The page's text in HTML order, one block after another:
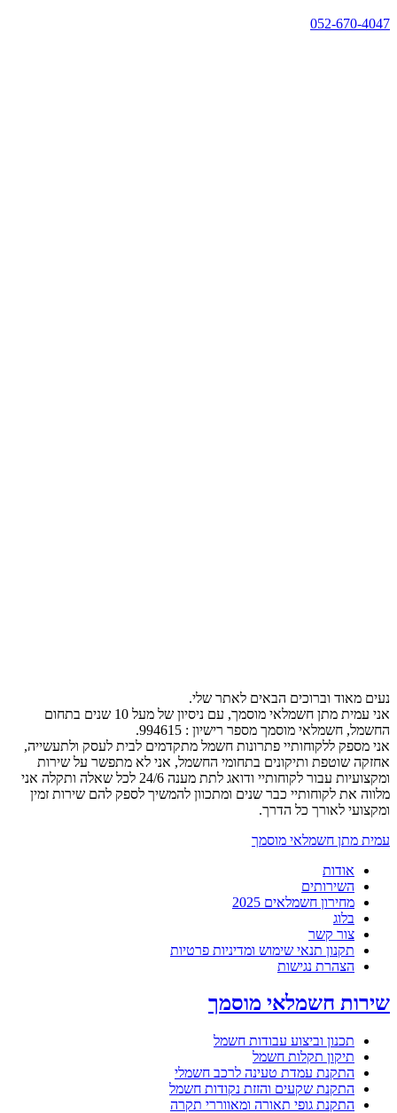
052-670-4047
נעים מאוד וברוכים הבאים לאתר שלי.
אני עמית מתן חשמלאי מוסמך, עם ניסיון של מעל 10 שנים בתחום
החשמל, חשמלאי מוסמך מספר רישיון : 994615.
אני מספק ללקוחותיי פתרונות חשמל מתקדמים לבית לעסק ולתעשייה,
אחזקה שוטפת ותיקונים בתחומי החשמל, אני לא מתפשר על שירות
ומקצועיות עבור לקוחותיי ודואג לתת מענה 24/6 לכל שאלה ותקלה אני
מלווה את לקוחותיי כבר שנים ומתכוון להמשיך לספק להם שירות זמין
ומקצועי לאורך כל הדרך.
עמית מתן חשמלאי מוסמך
אודות
השירותים
מחירון חשמלאים 2025
בלוג
צור קשר
תקנון תנאי שימוש ומדיניות פרטיות
הצהרת נגישות
שירות חשמלאי מוסמך
תכנון וביצוע עבודות חשמל
תיקון תקלות חשמל
התקנת עמדת טעינה לרכב חשמלי
התקנת שקעים והזזת נקודות חשמל
התקנת גופי תאורה ומאווררי תקרה